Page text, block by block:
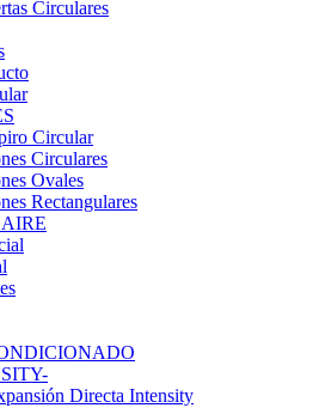
Circulares
Circular
Circulares
Ovales
Rectangulares
Directa Intensity